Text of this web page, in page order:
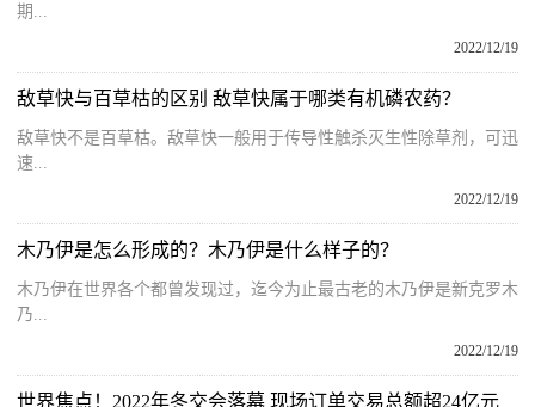
期...
2022/12/19
敌草快与百草枯的区别 敌草快属于哪类有机磷农药？
敌草快不是百草枯。敌草快一般用于传导性触杀灭生性除草剂，可迅
速...
2022/12/19
木乃伊是怎么形成的？木乃伊是什么样子的？
木乃伊在世界各个都曾发现过，迄今为止最古老的木乃伊是新克罗木
乃...
2022/12/19
世界焦点！2022年冬交会落幕 现场订单交易总额超24亿元